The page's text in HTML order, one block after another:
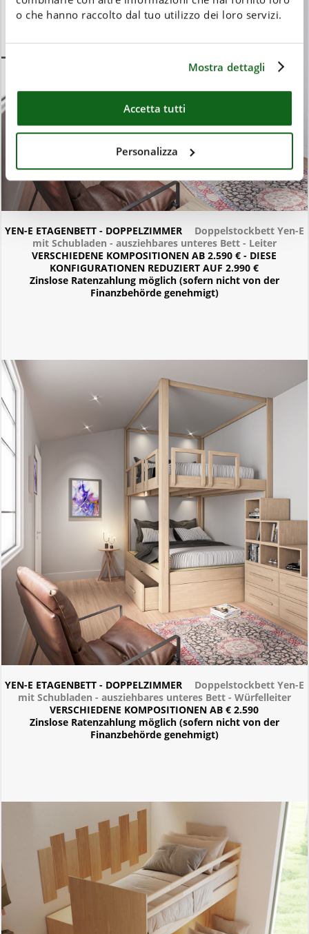
o che hanno raccolto dal tuo utilizzo dei loro servizi.
Mostra dettagli
Accetta tutti
Personalizza
YEN-E ETAGENBETT - DOPPELZIMMERDoppelstockbett Yen-E
mit Schubladen - ausziehbares unteres Bett - Leiter
VERSCHIEDENE KOMPOSITIONEN AB 2.590 € - DIESE
KONFIGURATIONEN REDUZIERT AUF 2.990 €
Zinslose Ratenzahlung möglich (sofern nicht von der
Finanzbehörde genehmigt)
YEN-E ETAGENBETT - DOPPELZIMMERDoppelstockbett Yen-E
mit Schubladen - ausziehbares unteres Bett - Würfelleiter
VERSCHIEDENE KOMPOSITIONEN AB € 2.590
Zinslose Ratenzahlung möglich (sofern nicht von der
Finanzbehörde genehmigt)